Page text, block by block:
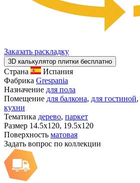
Заказать раскладку
3D калькулятор плитки бесплатно
Страна
Испания
Фабрика Grespania
Назначение для пола
Помещение для балкона, для гостиной,
кухни
Тематика дерево, паркет
Размер 14.5x120, 19.5x120
Поверхность матовая
Задать вопрос по коллекции